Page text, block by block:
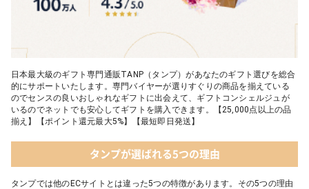
日本最大級のギフト専門通販TANP（タンプ）があなたのギフト選びを総合
的にサポートいたします。専門バイヤーが選りすぐりの商品を揃えている
のでセンスの良いおしゃれなギフトに出会えて、ギフトコンシェルジュが
いるのでネットでも安心してギフトを購入できます。【25,000点以上の品
揃え】【ポイント還元最大5%】【最短即日発送】
タンプが選ばれる5つの理由
タンプでは他のECサイトとは違った5つの特徴があります。その5つの理由